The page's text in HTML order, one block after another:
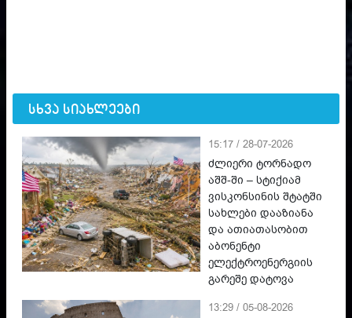
სხვა სიახლეები
15:17 / 28-07-2026
ძლიერი ტორნადო
აშშ-ში – სტიქიამ
ვისკონსინის შტატში
სახლები დააზიანა
და ათიათასობით
აბონენტი
ელექტროენერგიის
გარეშე დატოვა
13:29 / 05-08-2026